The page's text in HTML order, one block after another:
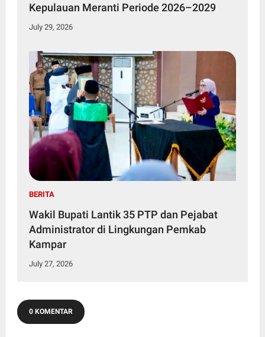
Kepulauan Meranti Periode 2026–2029
July 29, 2026
BERITA
Wakil Bupati Lantik 35 PTP dan Pejabat
Administrator di Lingkungan Pemkab
Kampar
July 27, 2026
0 KOMENTAR